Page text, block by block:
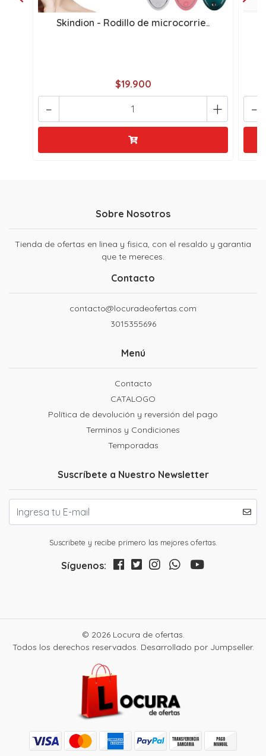
Skindion - Rodillo de microcorrie..
$19.900
+
- -
Sobre Nosotros
Tienda de ofertas en linea y fisica, con el resaldo y garantia
que te mereces.
Contacto
contacto@locuradeofertas.com
3015355696
Menú
Contacto
CATALOGO
Política de devolución y reversión del pago
Terminos y Condiciones
Temporadas
Suscríbete a Nuestro Newsletter
Suscribete y recibe primero las mejores ofertas.
Síguenos:
© 2026 Locura de ofertas.
Todos los derechos reservados. Desarrollado por Jumpseller.